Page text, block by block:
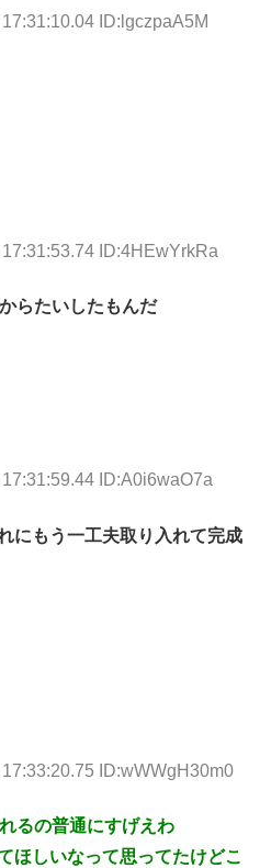
ID:lgczpaA5M
ID:4HEwYrkRa
らたいしたもんだ
ID:A0i6waO7a
にもう一工夫取り入れて完成
ID:wWWgH30m0
るの普通にすげえわ
ほしいなって思ってたけどこ